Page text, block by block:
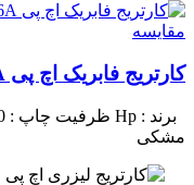
مقايسه
کارتریج فابریک اچ پی HP 36A
برند : Hp ظرفیت چاپ : 2000 برگ
مشکی